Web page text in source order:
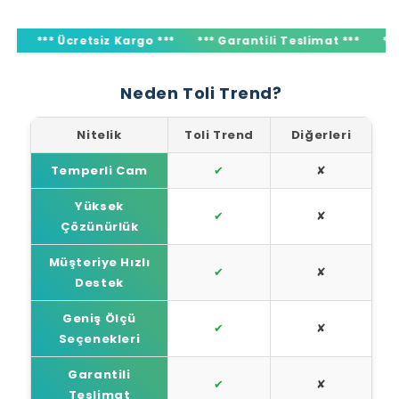
*** Ücretsiz Kargo *** *** Garantili Teslimat *** ***
Neden Toli Trend?
Nitelik Toli Trend Diğerleri
Temperli Cam ✔ ✘
Yüksek
Çözünürlük
✔ ✘
Müşteriye Hızlı
Destek
✔ ✘
Geniş Ölçü
Seçenekleri
✔ ✘
Garantili
Teslimat
✔ ✘